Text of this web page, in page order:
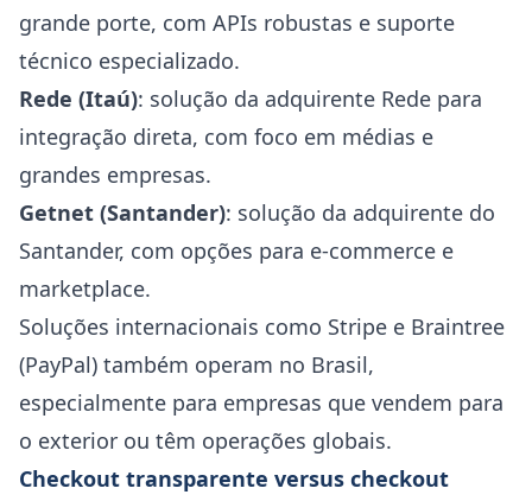
grande porte, com APIs robustas e suporte
técnico especializado.
Rede (Itaú): solução da adquirente Rede para
integração direta, com foco em médias e
grandes empresas.
Getnet (Santander): solução da adquirente do
Santander, com opções para e-commerce e
marketplace.
Soluções internacionais como Stripe e Braintree
(PayPal) também operam no Brasil,
especialmente para empresas que vendem para
o exterior ou têm operações globais.
Checkout transparente versus checkout